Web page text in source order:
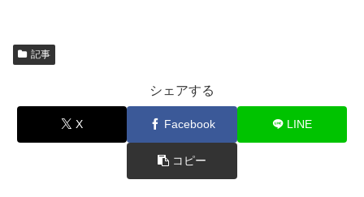
記事
シェアする
X Facebook LINE
コピー